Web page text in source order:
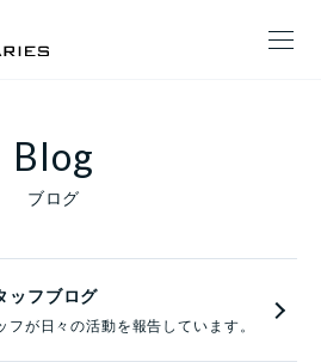
Blog
ブログ
ッフブログ
が日々の活動を報告しています。